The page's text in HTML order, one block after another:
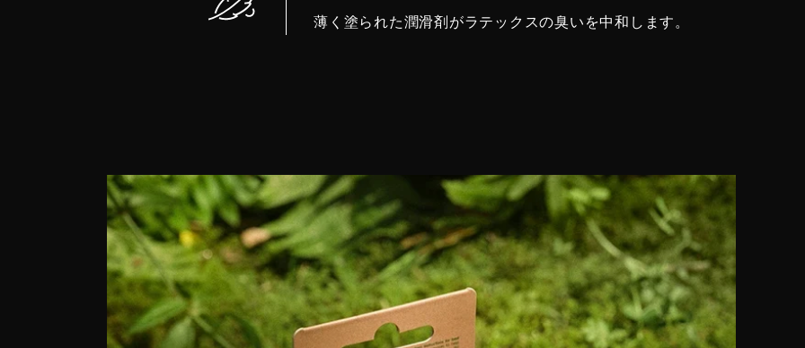
薄く塗られた潤滑剤がラテックスの臭いを中和します。